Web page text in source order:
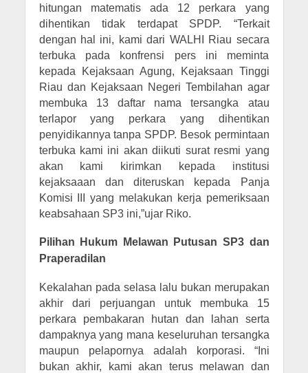
hitungan matematis ada 12 perkara yang
dihentikan tidak terdapat SPDP. “Terkait
dengan hal ini, kami dari WALHI Riau secara
terbuka pada konfrensi pers ini meminta
kepada Kejaksaan Agung, Kejaksaan Tinggi
Riau dan Kejaksaan Negeri Tembilahan agar
membuka 13 daftar nama tersangka atau
terlapor yang perkara yang dihentikan
penyidikannya tanpa SPDP. Besok permintaan
terbuka kami ini akan diikuti surat resmi yang
akan kami kirimkan kepada institusi
kejaksaaan dan diteruskan kepada Panja
Komisi III yang melakukan kerja pemeriksaan
keabsahaan SP3 ini,”ujar Riko.
Pilihan Hukum Melawan Putusan SP3 dan
Praperadilan
Kekalahan pada selasa lalu bukan merupakan
akhir dari perjuangan untuk membuka 15
perkara pembakaran hutan dan lahan serta
dampaknya yang mana keseluruhan tersangka
maupun pelapornya adalah korporasi. “Ini
bukan akhir, kami akan terus melawan dan